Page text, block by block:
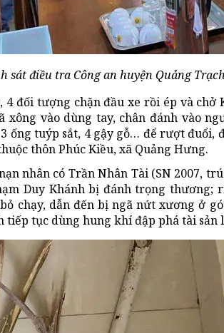
sát điều tra Công an huyện Quảng
đối tượng chặn đầu xe rồi ép và
xông vào dùng tay, chân đánh vào
ống tuýp sắt, 4 gậy gỗ… để rượt
thôn Phúc Kiều, xã Quảng Hưng.
nhân có Trần Nhân Tài (SN 2007,
Duy Khánh bị đánh trọng thương;
chạy, dẫn đến bị ngã nứt xương ở
tiếp tục dùng hung khí đập phá tài sản